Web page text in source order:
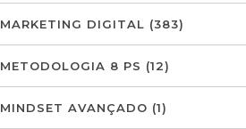
MARKETING DIGITAL (383)
METODOLOGIA 8 PS (12)
MINDSET AVANÇADO (1)